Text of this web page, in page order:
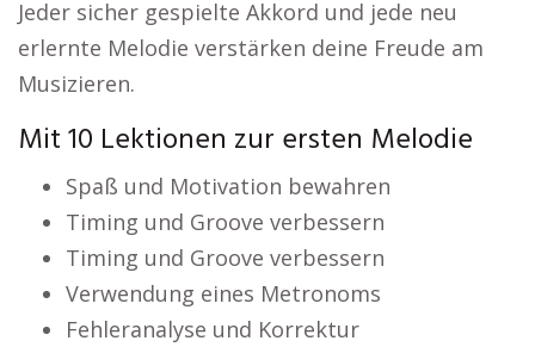
Jeder sicher gespielte Akkord und jede neu
erlernte Melodie verstärken deine Freude am
Musizieren.
Mit 10 Lektionen zur ersten Melodie
Spaß und Motivation bewahren
Timing und Groove verbessern
Timing und Groove verbessern
Verwendung eines Metronoms
Fehleranalyse und Korrektur